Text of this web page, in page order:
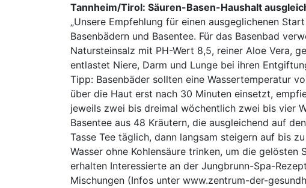
Tannheim/Tirol: Säuren-Basen-Haushalt
„Unsere Empfehlung für einen ausgeglichenen
Basenbädern und Basentee. Für das Basenbad
Natursteinsalz mit PH-Wert 8,5, reiner Aloe Vera,
entlastet Niere, Darm und Lunge bei ihren
Tipp: Basenbäder sollten eine Wassertemperatur
über die Haut erst nach 30 Minuten einsetzt,
jeweils zwei bis dreimal wöchentlich zwei bis vier
Basentee aus 48 Kräutern, die ausgleichend auf
Tasse Tee täglich, dann langsam steigern auf bis
Wasser ohne Kohlensäure trinken, um die gelösten
erhalten Interessierte an der Jungbrunn-Spa-
Mischungen (Infos unter www.zentrum-der-